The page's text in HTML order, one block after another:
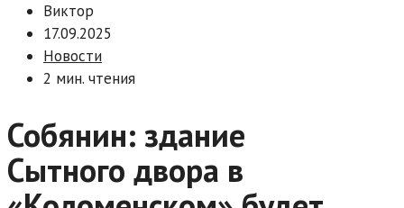
Виктор
17.09.2025
Новости
2 мин. чтения
Собянин: здание
Сытного двора в